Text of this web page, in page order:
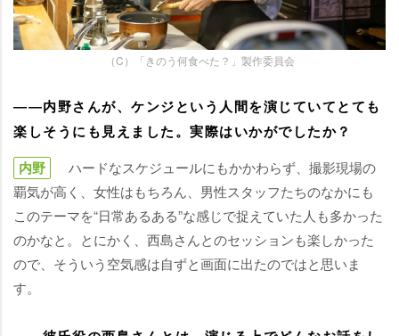
（C）「きのう何食べた？」製作委員会
――内野さんが、ケンジという人間を演じていてとても
楽しそうにも見えました。実際はいかがでしたか？
内野
ハードなスケジュールにもかかわらず、撮影現場の
覇気が高く、女性はもちろん、男性スタッフたちのなかにも
このテーマを“日常あるある”な感じで捉えていた人も多かった
のかなと。とにかく、西島さんとのセッションも楽しかった
ので、そういう空気感は自ずと画面に出たのではと思いま
す。